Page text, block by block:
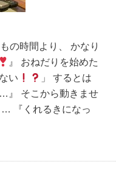
の時間より、 かなり
』 おねだりを始めた
い
」 するとは
』 そこから動きませ
『くれるきになっ